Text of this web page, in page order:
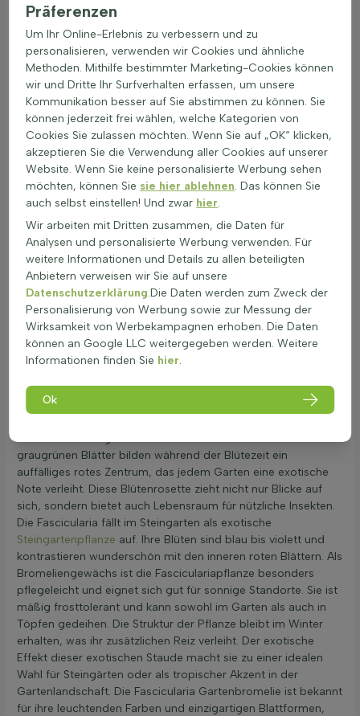
folgenden Punkten zusammengefasst sind:
Pflege & Wartung: Trockener, sandiger Boden ist ideal.
Die Fascicularia bevorzugt volle Sonne und benötigt
einen Winterschutz. Eine Mulchschicht hilft beim Schutz
vor Frost.
Schnitt & Pflege: Nach der Blüte sollte mit einer scharfen
Gartenschere das alte Blumenmaterial entfernt werden,
um die Pflanze kompakt zu halten.
Düngung: Eine mäßige Düngung im Frühjahr fördert das
Wachstum. Ein universeller Blumendünger reicht aus, um
die Nährstoffversorgung sicherzustellen.
Bewässerung: Gießen bei Trockenheit, aber Staunässe
vermeiden. Die Erde sollte leicht trocken sein, bevor
erneut gegossen wird.
Scheuen/teilen: Nicht anwendbar für dieses Geschlecht.
Winterschutz: Kalte Temperaturen erfordern
Schutzmaßnahmen wie Mulch oder Vlies, um Schäden zu
vermeiden.
Umpflanzen: Frühjahrszeit ist ideal zum Umpflanzen. Nach
dem Umpflanzen reichlich gießen und für gute
Sonnenexposition sorgen.
Unverwechselbare Blattrosette mit tropischer
Ausstrahlung
graugrünen Blätter bilden während der Blütezeit ein
auffälliges rotes Zentrum, das jedem Garten eine exotische
Note verleiht. Diese Blütenrosette zieht nicht nur Blicke auf
sich, sondern bietet auch Lebensraum für nützliche Insekten.
Die Fascicularia fällt im Steingarten als exotische
Steingartenpflanze auf. Ihre Blüten sind blau bis violett und
kontrastieren wunderschön mit den inneren roten Blättern. Als
Bromeliengewächs ist die Fasciculariapflanze besonders
pflegeleicht und eignet sich gut für sonnige Standorte. Sie ist
mäßig frosttolerant und kann sowohl im Garten als auch in
Töpfen gedeihen. Die Struktur der Pflanze bleibt im Winter
erhalten, was ihr zusätzlichen Reiz verleiht. Der exotische
Effekt dieser exotischen Staude macht sie zu einer idealen
Wahl für Steingärten oder als tropischer Akzent in der
Gartenlandschaft. Die Fascicularia Gartenbromelie ist bekannt
für ihre leuchtenden Farben und einzigartigen Blattformen,
Präferenzen
Um Ihr Online-Erlebnis zu verbessern und zu
personalisieren, verwenden wir Cookies und ähnliche
Methoden. Mithilfe bestimmter Marketing-Cookies können
wir und Dritte Ihr Surfverhalten erfassen, um unsere
Kommunikation besser auf Sie abstimmen zu können. Sie
können jederzeit frei wählen, welche Kategorien von
Cookies Sie zulassen möchten. Wenn Sie auf „OK“ klicken,
akzeptieren Sie die Verwendung aller Cookies auf unserer
Website. Wenn Sie keine personalisierte Werbung sehen
möchten, können Sie sie hier ablehnen. Das können Sie
auch selbst einstellen! Und zwar hier.
Wir arbeiten mit Dritten zusammen, die Daten für
Analysen und personalisierte Werbung verwenden. Für
weitere Informationen und Details zu allen beteiligten
Anbietern verweisen wir Sie auf unsere
Datenschutzerklärung.Die Daten werden zum Zweck der
Personalisierung von Werbung sowie zur Messung der
Wirksamkeit von Werbekampagnen erhoben. Die Daten
können an Google LLC weitergegeben werden. Weitere
Informationen finden Sie hier.
Ok